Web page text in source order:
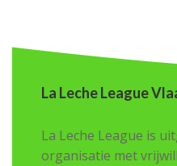
La Leche League
La Leche League is
organisatie met